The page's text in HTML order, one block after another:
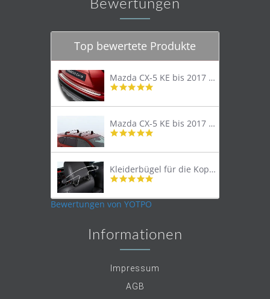
Bewertungen
Top bewertete Produkte
Mazda CX-5 KE bis 2017 Trittschutzleiste Edelstahl original
4.8
rating
Mazda CX-5 KE bis 2017 Lastenträger Dachträger
4.9
rating
Kleiderbügel für die Kopfstütze
4.9
rating
Bewertungen von YOTPO
Informationen
Impressum
AGB